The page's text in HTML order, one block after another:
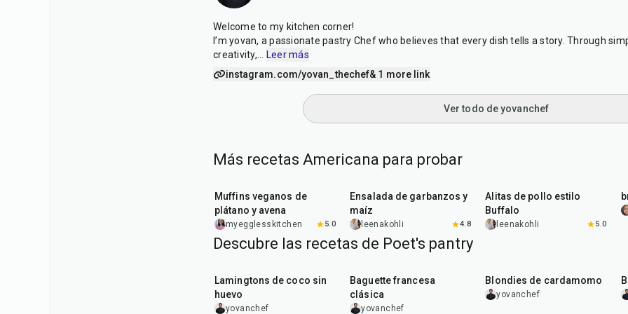
Welcome to my kitchen corner!
I’m yovan, a passionate pastry Chef who believes that every dish tells a story. Through
creativity,
Leer más
instagram.com/yovan_thechef& 1 more link
Ver todo de yovanchef
Más recetas Americana para probar
Muffins veganos de
plátano y avena
myegglesskitchen 5.0
Ensalada de garbanzos y
maíz
leenakohli 4.8
Alitas de pollo estilo
Buffalo
leenakohli 5.0
Descubre las recetas de Poet's pantry
Lamingtons de coco sin
huevo
yovanchef
Baguette francesa
clásica
yovanchef
Blondies de cardamomo
yovanchef